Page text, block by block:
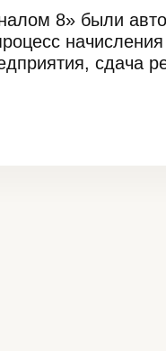
8» были
сдача